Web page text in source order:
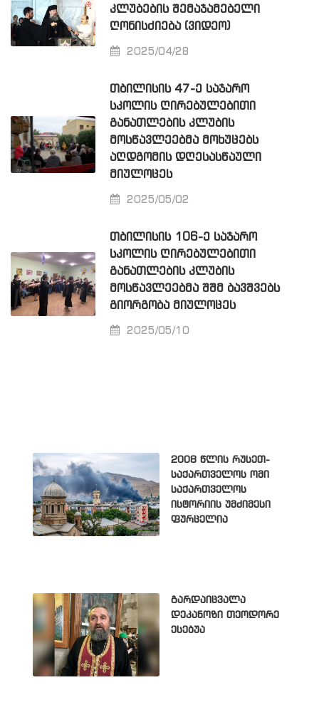
ᲙᲚᲣᲑᲔᲑᲘᲡ ᲨᲔᲛᲐᲯᲐᲛᲔᲑᲔᲚᲘ
ᲦᲝᲜᲘᲡᲫᲘᲔᲑᲐ (ᲕᲘᲓᲔᲝ)
2025/04/28
ᲗᲑᲘᲚᲘᲡᲘᲡ 47-Ე ᲡᲐᲯᲐᲠᲝ
ᲡᲙᲝᲚᲘᲡ ᲦᲘᲠᲔᲑᲣᲚᲔᲑᲘᲗᲘ
ᲒᲐᲜᲐᲗᲚᲔᲑᲘᲡ ᲙᲚᲣᲑᲘᲡ
ᲛᲝᲡᲬᲐᲕᲚᲔᲔᲑᲛᲐ ᲛᲝᲮᲣᲪᲔᲑᲡ
ᲐᲦᲓᲒᲝᲛᲘᲡ ᲓᲦᲔᲡᲐᲡᲬᲐᲣᲚᲘ
ᲛᲘᲣᲚᲝᲪᲔᲡ
2025/05/02
ᲗᲑᲘᲚᲘᲡᲘᲡ 106-Ე ᲡᲐᲯᲐᲠᲝ
ᲡᲙᲝᲚᲘᲡ ᲦᲘᲠᲔᲑᲣᲚᲔᲑᲘᲗᲘ
ᲒᲐᲜᲐᲗᲚᲔᲑᲘᲡ ᲙᲚᲣᲑᲘᲡ
ᲛᲝᲡᲬᲐᲕᲚᲔᲔᲑᲛᲐ ᲨᲨᲛ ᲑᲐᲕᲨᲕᲔᲑᲡ
ᲒᲘᲝᲠᲒᲝᲑᲐ ᲛᲘᲣᲚᲝᲪᲔᲡ
2025/05/10
2008 წლის რუსეთ-
საქართველოს ომი
საქართველოს
ისტორიის უმძიმესი
ფურცელია
გარდაიცვალა
დეკანოზი თეოდორე
ესებუა